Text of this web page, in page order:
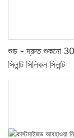
শুড - দ্রুত শুকনো 300
সিলান্ট সিলিকন সিলান্ট